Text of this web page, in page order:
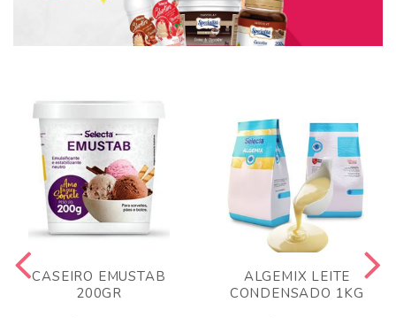
CASEIRO EMUSTAB
200GR
ALGEMIX LEITE
CONDENSADO 1KG